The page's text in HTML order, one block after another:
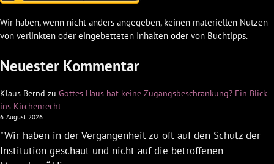
Wir haben, wenn nicht anders angegeben, keinen materiellen Nutzen
von verlinkten oder eingebetteten Inhalten oder von Buchtipps.
Neuester Kommentar
Klaus Bernd zu Gottes Haus hat keine Zugangsbeschränkung? Ein Blick
ins Kirchenrecht
6. August 2026
"Wir haben in der Vergangenheit zu oft auf den Schutz der
Institution geschaut und nicht auf die betroffenen